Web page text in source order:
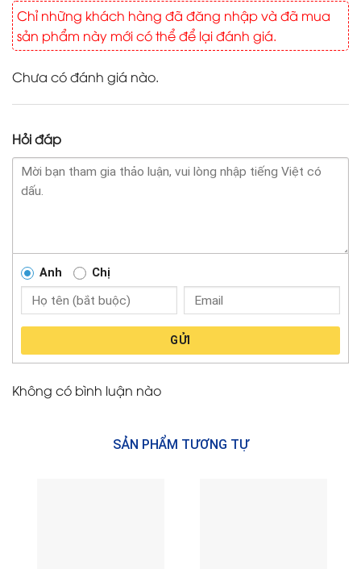
Chỉ những khách hàng đã đăng nhập và đã mua
sản phẩm này mới có thể để lại đánh giá.
Chưa có đánh giá nào.
Hỏi đáp
Anh Chị
GỬI
Không có bình luận nào
SẢN PHẨM TƯƠNG TỰ